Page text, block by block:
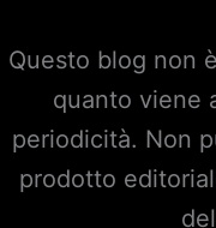
Questo blog non
quanto viene
periodicità. Non
prodotto